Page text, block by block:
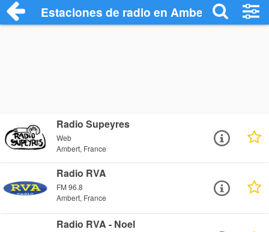
Estaciones de radio en Ambert -
Radio Supeyres
Web
Ambert, France
Radio RVA
FM 96.8
Ambert, France
Radio RVA - Noel